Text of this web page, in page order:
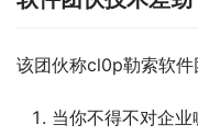
该团伙称cl0p勒索软件
当你不得不对企